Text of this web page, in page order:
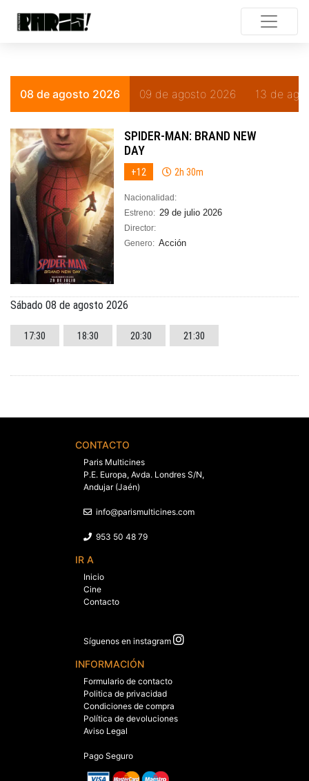
08 de agosto 2026 09 de agosto 2026 13 de
SPIDER-MAN: BRAND NEW
DAY
+12 2h 30m
Nacionalidad:
Estreno: 29 de julio 2026
Director:
Genero: Acción
Sábado 08 de agosto 2026
17:30 18:30 20:30 21:30
CONTACTO
Paris Multicines
P.E. Europa, Avda. Londres S/N,
Andujar (Jaén)
info@parismulticines.com
953 50 48 79
IR A
Inicio
Cine
Contacto
Síguenos en instagram
INFORMACIÓN
Formulario de contacto
Politica de privacidad
Condiciones de compra
Política de devoluciones
Aviso Legal
Pago Seguro